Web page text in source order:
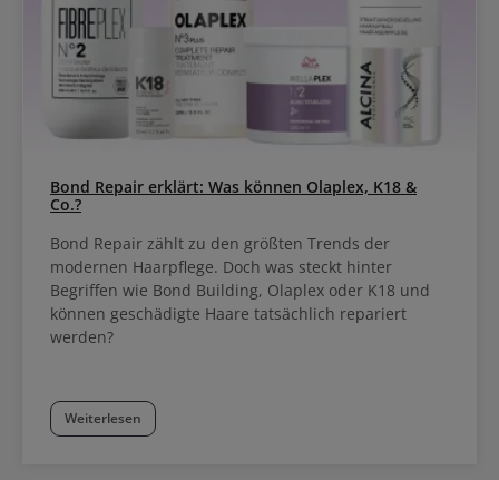
intensive Pflege für normales bis trockenes Haar hoher
Pflegeeffekt mit bis zu 48h Feuchtigkeitsgefühl Veganes Produkt
mit Keratin & Glycerol Wie die gesamte Moisture Kick Linie eignet
sich der Spray Conditioner ebenfalls für die Pflege von Naturlocken
und -Wellen. Seine feuchtigkeitsspendenden Eigenschaften
schenken Locken Sprungkraft, Elastizität. Seine leichte Formel
beschwert die gelockte Haarstruktur auch nicht, so erhalten Locken
Bond Repair erklärt: Was können Olaplex, K18 &
Co.?
Bond Repair zählt zu den größten Trends der
modernen Haarpflege. Doch was steckt hinter
Begriffen wie Bond Building, Olaplex oder K18 und
können geschädigte Haare tatsächlich repariert
werden?
Weiterlesen